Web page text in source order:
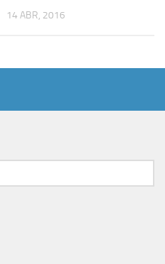
14 ABR, 2016